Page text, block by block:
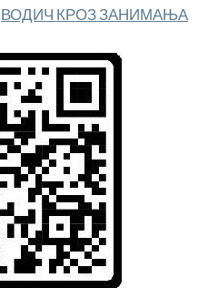
ВОДИЧ КРОЗ ЗАНИМАЊА